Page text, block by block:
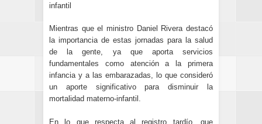
infantil
Mientras que el ministro Daniel Rivera destacó
la importancia de estas jornadas para la salud
de la gente, ya que aporta servicios
fundamentales como atención a la primera
infancia y a las embarazadas, lo que consideró
un aporte significativo para disminuir la
mortalidad materno-infantil.
En lo que respecta al registro tardío, que